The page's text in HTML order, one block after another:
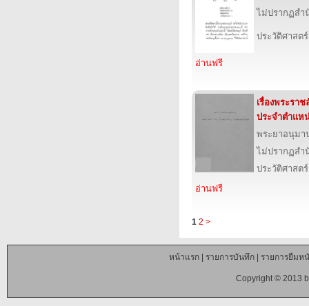
ไม่ปรากฏส
ประวัติศาสต
อ่านฟรี
เรื่องพระรา
ประจำตำแห
พระยาอนุมา
ไม่ปรากฏส
ประวัติศาสต
อ่านฟรี
1 2 >
หน้าแรก| รายการบันทึก| รายการยืมห
Copyright © 2013